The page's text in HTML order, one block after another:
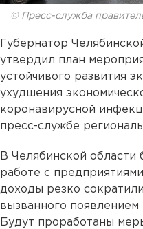
© Пресс-служба
Губернатор
утвердил план
устойчивого развития
ухудшения
коронавирусной
пресс-службе
В Челябинской области
работе с
доходы резко
вызванного
Будут проработаны